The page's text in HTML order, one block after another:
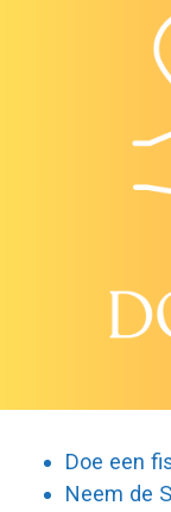
Doe een
Neem de